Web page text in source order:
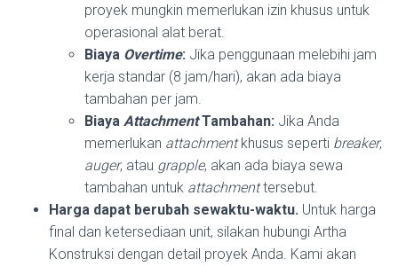
proyek mungkin memerlukan izin khusus untuk
operasional alat berat.
Biaya Overtime: Jika penggunaan melebihi jam
kerja standar (8 jam/hari), akan ada biaya
tambahan per jam.
Biaya AttachmentTambahan: Jika Anda
memerlukan attachmentkhusus seperti breaker,
auger, atau grapple, akan ada biaya sewa
tambahan untuk attachmenttersebut.
Harga dapat berubah sewaktu-waktu. Untuk harga
final dan ketersediaan unit, silakan hubungi Artha
Konstruksi dengan detail proyek Anda. Kami akan